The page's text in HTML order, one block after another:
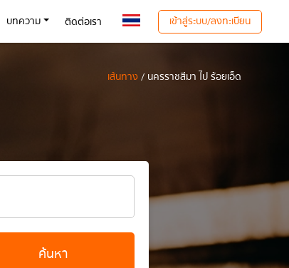
บทความ ติดต่อเรา เข้าสู่ระบบ/ลงทะเบียน
เส้นทาง/ นครราชสีมา ไป ร้อยเอ็ด
ค้นหา